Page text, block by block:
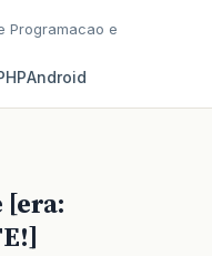
Programacao e
Android